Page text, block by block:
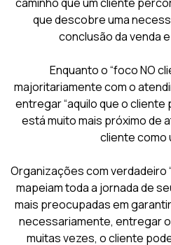
que descobre uma
conclusão da venda
Enquanto o “foco NO
majoritariamente com o
entregar “aquilo que o cliente
está muito mais próximo de
cliente como
Organizações com verdadeiro
mapeiam toda a jornada de
mais preocupadas em
necessariamente, entregar
muitas vezes, o cliente